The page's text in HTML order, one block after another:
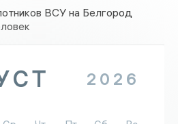
ВСУ на Белгород
2026